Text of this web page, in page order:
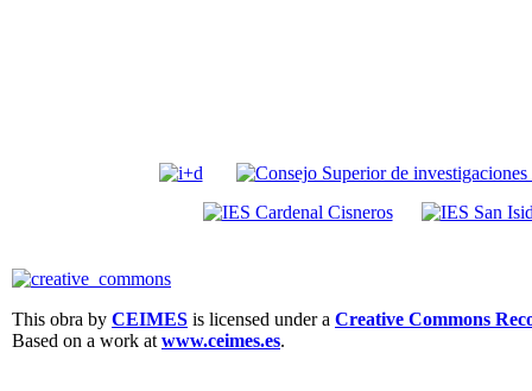
This obra by CEIMES is licensed under a Creative Commons
Based on a work at www.ceimes.es.